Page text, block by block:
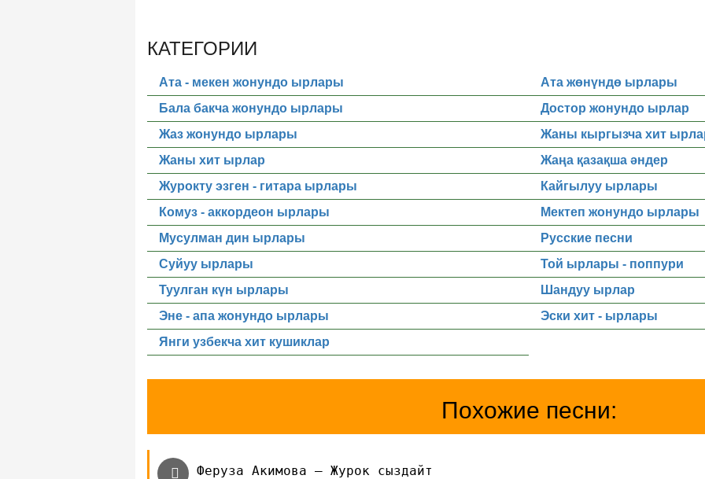
КАТЕГОРИИ
Ата - мекен жонундо ырлары
Ата жөнүндө ырлары
Бала бакча жонундо ырлары
Достор жонундо ырлар
Жаз жонундо ырлары
Жаны кыргызча хит
Жаны хит ырлар
Жаңа қазақша әндер
Журокту эзген - гитара ырлары
Кайгылуу ырлары
Комуз - аккордеон ырлары
Мектеп жонундо ырлары
Мусулман дин ырлары
Русские песни
Суйуу ырлары
Той ырлары - поппури
Туулган күн ырлары
Шандуу ырлар
Эне - апа жонундо ырлары
Эски хит - ырлары
Янги узбекча хит кушиклар
Похожие песни:
Феруза Акимова — Журок сыздайт